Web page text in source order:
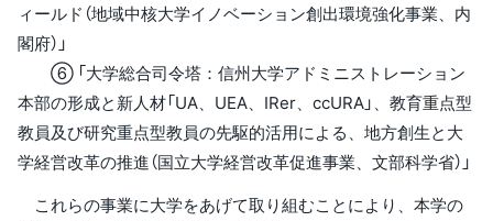
ィールド（地域中核大学イノベーション創出環境強化事業、内
閣府）」
⑥ 「大学総合司令塔：信州大学アドミニストレーション
本部の形成と新人材「UA、UEA、IRer、ccURA」、教育重点型
教員及び研究重点型教員の先駆的活用による、地方創生と大
学経営改革の推進（国立大学経営改革促進事業、文部科学省）」
これらの事業に大学をあげて取り組むことにより、本学の